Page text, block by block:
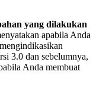
yang dilakukan
apabila Anda
3.0 dan sebelumnya,
Anda membuat